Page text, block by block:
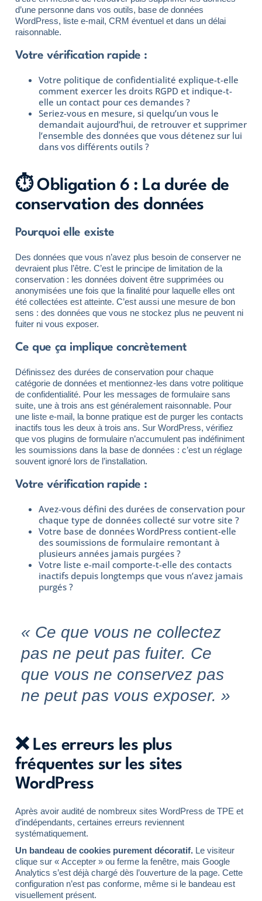
d’une personne dans vos outils, base de données
WordPress, liste e-mail, CRM éventuel et dans un délai
raisonnable.
Votre vérification rapide :
Votre politique de confidentialité explique-t-elle
comment exercer les droits RGPD et indique-t-
elle un contact pour ces demandes ?
Seriez-vous en mesure, si quelqu’un vous le
demandait aujourd’hui, de retrouver et supprimer
l’ensemble des données que vous détenez sur lui
dans vos différents outils ?
⏱️ Obligation 6 : La durée de
conservation des données
Pourquoi elle existe
Des données que vous n’avez plus besoin de conserver ne
devraient plus l’être. C’est le principe de limitation de la
conservation : les données doivent être supprimées ou
anonymisées une fois que la finalité pour laquelle elles ont
été collectées est atteinte. C’est aussi une mesure de bon
sens : des données que vous ne stockez plus ne peuvent ni
fuiter ni vous exposer.
Ce que ça implique concrètement
Définissez des durées de conservation pour chaque
catégorie de données et mentionnez-les dans votre politique
de confidentialité. Pour les messages de formulaire sans
suite, une à trois ans est généralement raisonnable. Pour
une liste e-mail, la bonne pratique est de purger les contacts
inactifs tous les deux à trois ans. Sur WordPress, vérifiez
que vos plugins de formulaire n’accumulent pas indéfiniment
les soumissions dans la base de données : c’est un réglage
souvent ignoré lors de l’installation.
Votre vérification rapide :
Avez-vous défini des durées de conservation pour
chaque type de données collecté sur votre site ?
Votre base de données WordPress contient-elle
des soumissions de formulaire remontant à
plusieurs années jamais purgées ?
Votre liste e-mail comporte-t-elle des contacts
inactifs depuis longtemps que vous n’avez jamais
purgés ?
« Ce que vous ne collectez
pas ne peut pas fuiter. Ce
que vous ne conservez pas
ne peut pas vous exposer. »
❌ Les erreurs les plus
fréquentes sur les sites
WordPress
Après avoir audité de nombreux sites WordPress de TPE et
d’indépendants, certaines erreurs reviennent
systématiquement.
Un bandeau de cookies purement décoratif.Le visiteur
clique sur « Accepter » ou ferme la fenêtre, mais Google
Analytics s’est déjà chargé dès l’ouverture de la page. Cette
configuration n’est pas conforme, même si le bandeau est
visuellement présent.